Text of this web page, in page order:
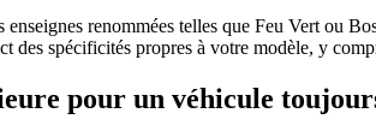
renommées telles que Feu Vert ou
des spécificités propres à votre modèle, y
pour un véhicule